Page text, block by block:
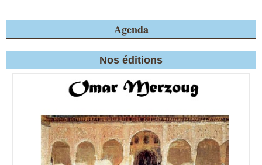
Agenda
Nos éditions